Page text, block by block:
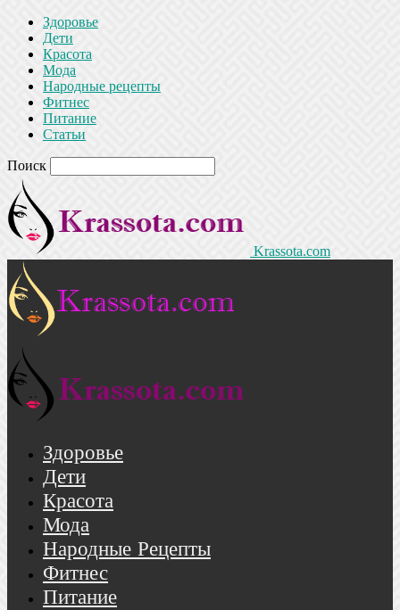
Здоровье
Дети
Красота
Мода
Народные рецепты
Фитнес
Питание
Статьи
Поиск
Krassota.com
Здоровье
Дети
Красота
Мода
Народные Рецепты
Фитнес
Питание